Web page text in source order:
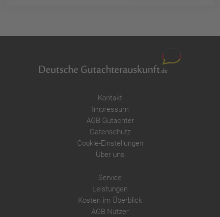
Kontakt
Impressum
AGB Gutachter
Datenschutz
Cookie-Einstellungen
Über uns
Service
Leistungen
Kosten im Überblick
AGB Nutzer